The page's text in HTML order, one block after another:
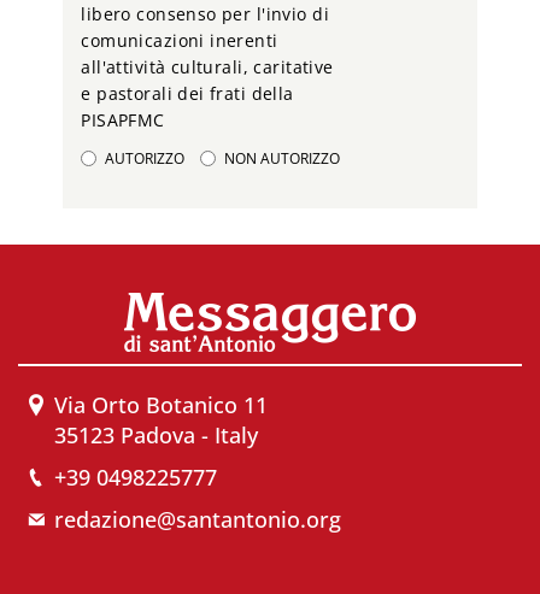
libero consenso per l'invio di
comunicazioni inerenti
all'attività culturali, caritative
e pastorali dei frati della
PISAPFMC
AUTORIZZO NON AUTORIZZO
Via Orto Botanico 11
35123 Padova - Italy
+39 0498225777
redazione@santantonio.org